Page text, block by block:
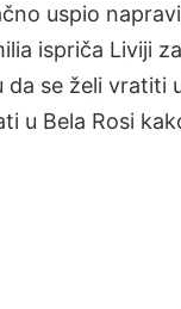
uspio
ispriča Liviji
se želi vratiti
u Bela Rosi